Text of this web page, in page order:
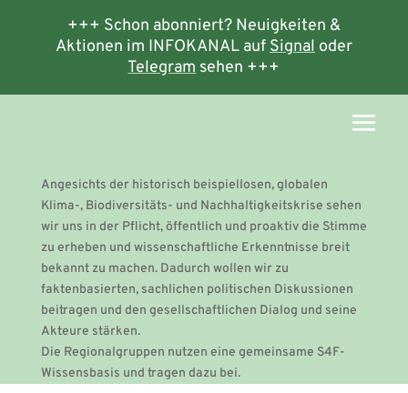
+++ Schon abonniert? Neuigkeiten &
Aktionen im INFOKANAL aufSignaloder
Telegramsehen +++
Angesichts der historisch beispiellosen, globalen
Klima-, Biodiversitäts- und Nachhaltigkeitskrise sehen
wir uns in der Pflicht, öffentlich und proaktiv die Stimme
zu erheben und wissenschaftliche Erkenntnisse breit
bekannt zu machen. Dadurch wollen wir zu
faktenbasierten, sachlichen politischen Diskussionen
beitragen und den gesellschaftlichen Dialog und seine
Akteure stärken.
Die Regionalgruppen nutzen eine gemeinsame S4F-
Wissensbasis und tragen dazu bei.